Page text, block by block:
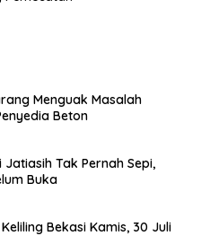
Menguak Masalah
Beton
Tak Pernah Sepi,
Buka
Bekasi Kamis, 30 Juli